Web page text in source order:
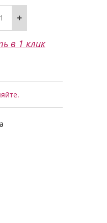
+
в 1 клик